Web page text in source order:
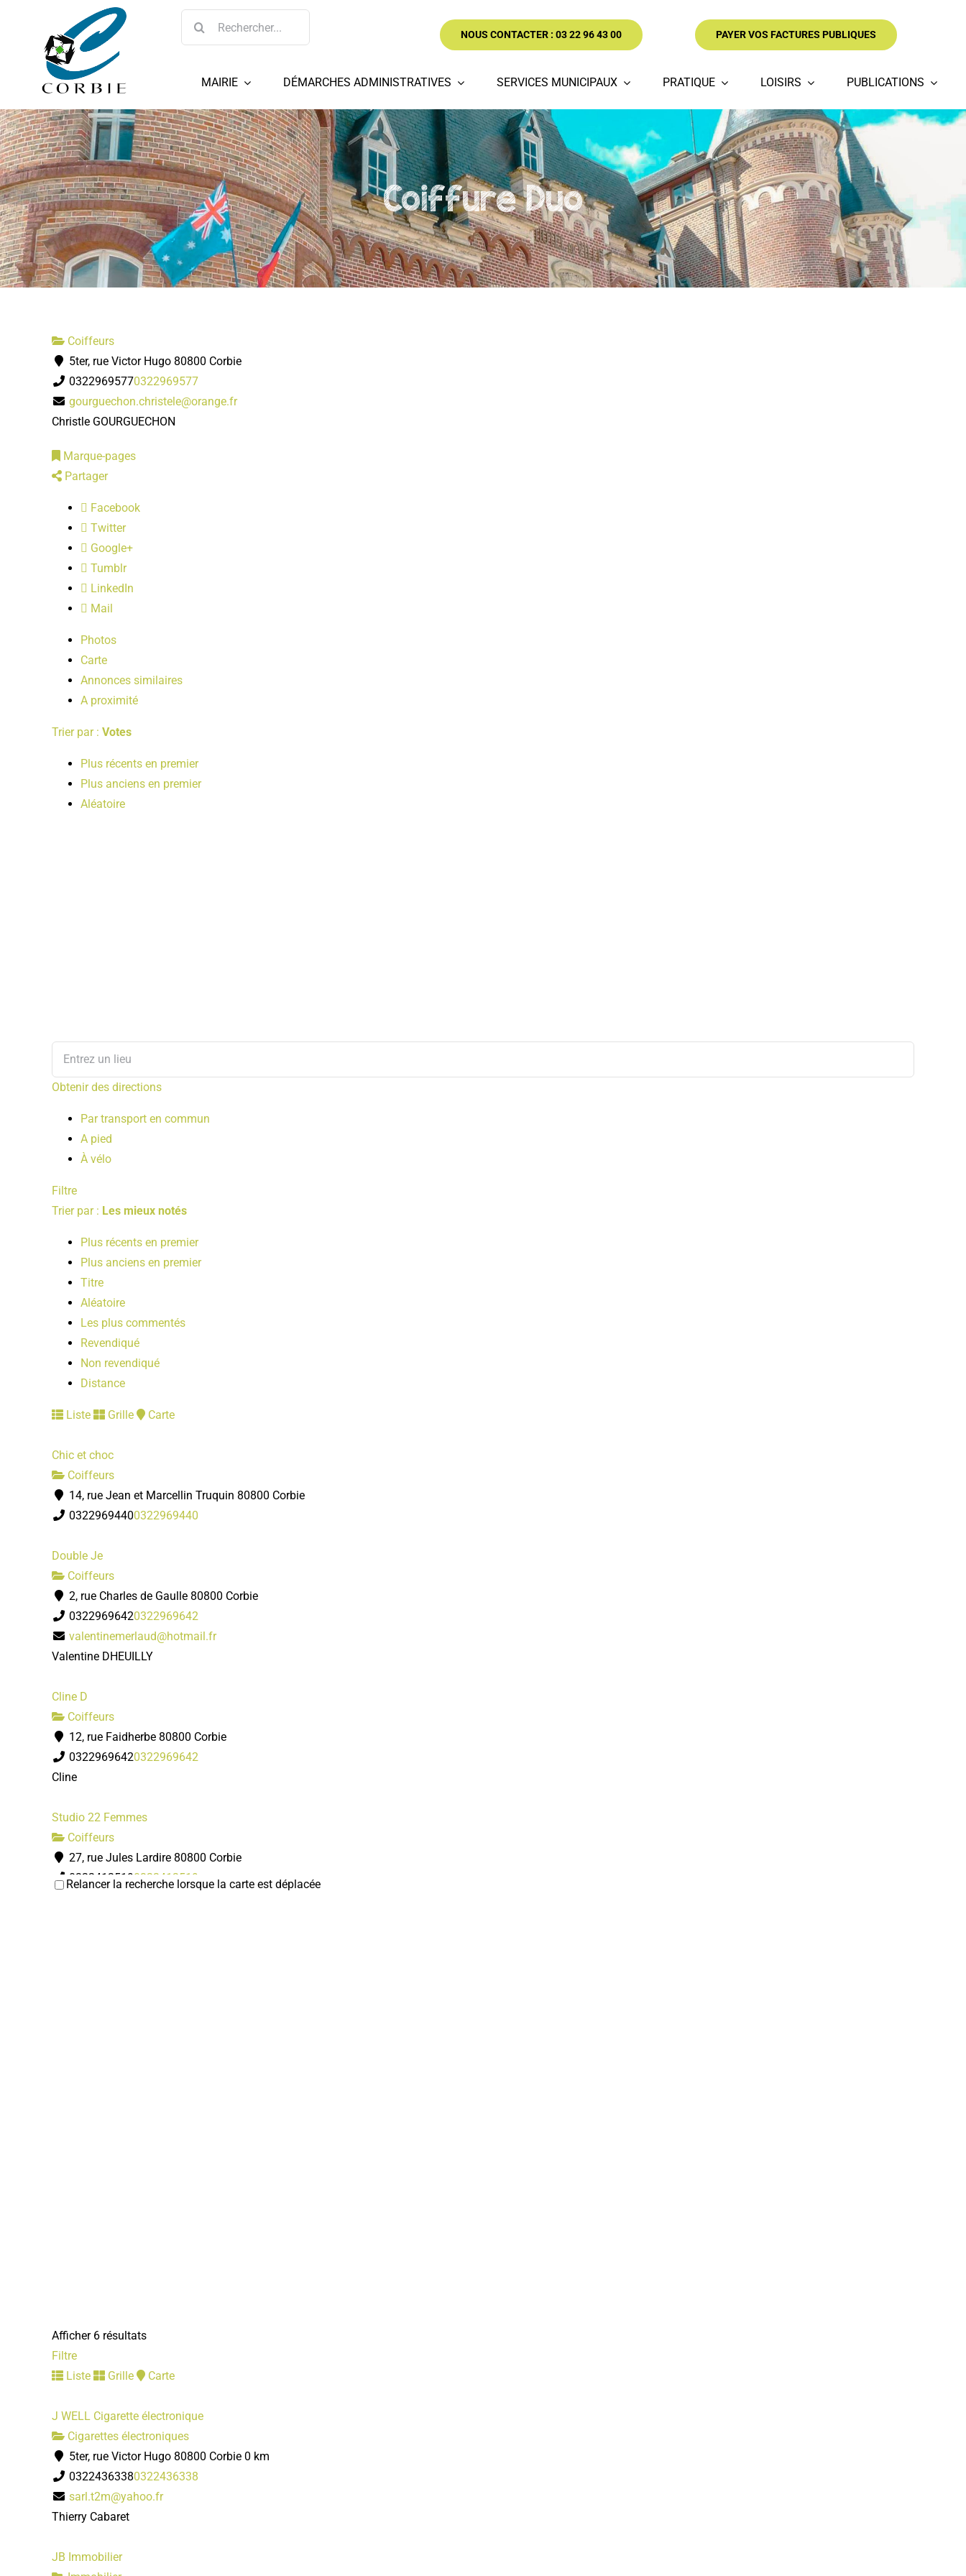
Rechercher:
NOUS CONTACTER : 03 22 96 43 00 PAYER VOS FACTURES PUBLIQUES
MAIRIE DÉMARCHES ADMINISTRATIVES SERVICES MUNICIPAUX PRATIQUE LOISIRS PUBLICATIONS
Coiffure Duo
Coiffeurs
5ter, rue Victor Hugo 80800 Corbie
03229695770322969577
gourguechon.christele@orange.fr
Christle GOURGUECHON
Marque-pages
Partager
Facebook
Twitter
Google+
Tumblr
LinkedIn
Mail
Photos
Carte
Annonces similaires
A proximité
Trier par : Votes
Plus récents en premier
Plus anciens en premier
Aléatoire
Obtenir des directions
Par transport en commun
A pied
À vélo
Filtre
Trier par : Les mieux notés
Plus récents en premier
Plus anciens en premier
Titre
Aléatoire
Les plus commentés
Revendiqué
Non revendiqué
Distance
Liste Grille Carte
Chic et choc
Coiffeurs
14, rue Jean et Marcellin Truquin 80800 Corbie
03229694400322969440
Double Je
Coiffeurs
2, rue Charles de Gaulle 80800 Corbie
03229696420322969642
valentinemerlaud@hotmail.fr
Valentine DHEUILLY
Cline D
Coiffeurs
12, rue Faidherbe 80800 Corbie
03229696420322969642
Cline
Studio 22 Femmes
Coiffeurs
27, rue Jules Lardire 80800 Corbie
03224125190322412519
Relancer la recherche lorsque la carte est déplacée
Afficher 6 résultats
Filtre
Liste
Grille Carte
J WELL Cigarette électronique
Cigarettes électroniques
5ter, rue Victor Hugo 80800 Corbie 0 km
03224363380322436338
sarl.t2m@yahoo.fr
Thierry Cabaret
JB Immobilier